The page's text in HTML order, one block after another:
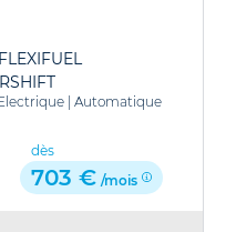
Automatique
dès
703 € /mois